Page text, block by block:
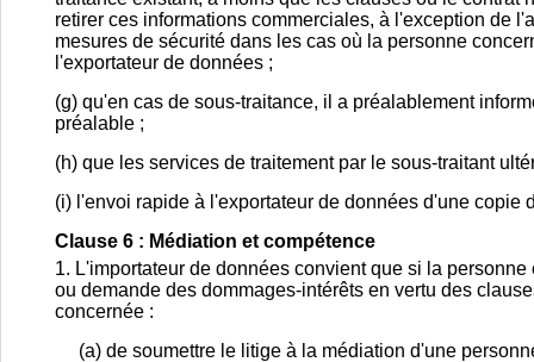
retirer ces informations commerciales, à l'exception de
mesures de sécurité dans les cas où la personne
l'exportateur de données ;
(g) qu'en cas de sous-traitance, il a préalablement
préalable ;
(h) que les services de traitement par le sous-traitant
(i) l'envoi rapide à l'exportateur de données d'une
Clause 6 : Médiation et compétence
1. L'importateur de données convient que si la
ou demande des dommages-intérêts en vertu des
concernée :
(a) de soumettre le litige à la médiation d'une